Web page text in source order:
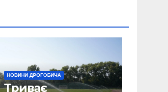
НОВИНИ ДРОГОБИЧА
Триває